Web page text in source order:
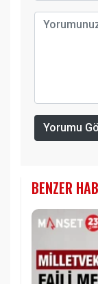
Yorumu
BENZER